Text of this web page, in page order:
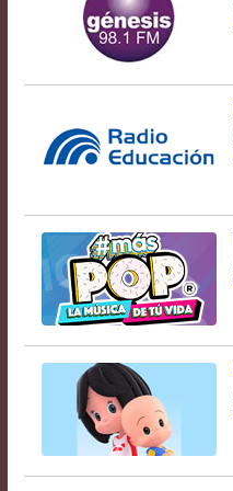
selected
Descriptions
selected
Subtitles
captions
selected
Captions
Audio
Fullscreen